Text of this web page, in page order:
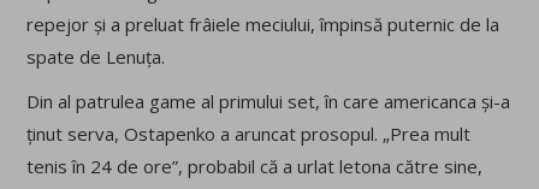
repejor și a preluat frâiele meciului, împinsă puternic de la
spate de Lenuța.
Din al patrulea game al primului set, în care americanca și-a
ținut serva, Ostapenko a aruncat prosopul. „Prea mult
tenis în 24 de ore”, probabil că a urlat letona către sine,